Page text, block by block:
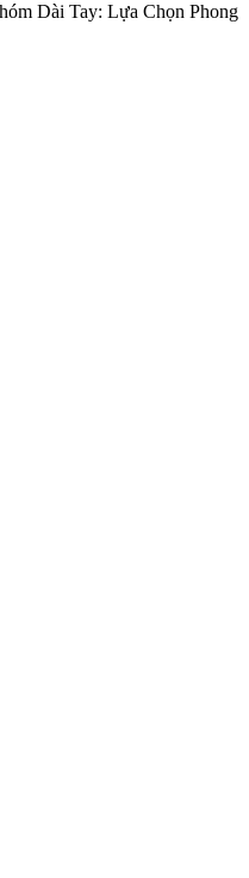
Dài Tay: Lựa Chọn Phong